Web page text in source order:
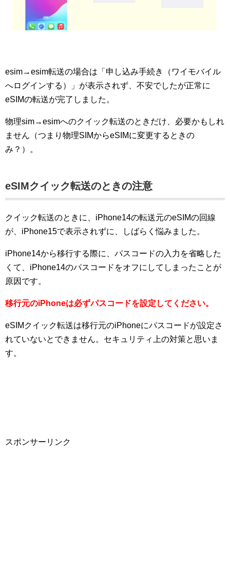
esim→esim転送の場合は「申し込み手続き（ワイモバイル
へログインする）」が表示されず、不安でしたが正常に
eSIMの転送が完了しました。
物理sim→esimへのクイック転送のときだけ、必要かもしれ
ません（つまり物理SIMからeSIMに変更するときの
み？）。
eSIMクイック転送のときの注意
クイック転送のときに、iPhone14の転送元のeSIMの回線
が、iPhone15で表示されずに、しばらく悩みました。
iPhone14から移行する際に、パスコードの入力を省略した
くて、iPhone14のパスコードをオフにしてしまったことが
原因です。
移行元のiPhoneは必ずパスコードを設定してください。
eSIMクイック転送は移行元のiPhoneにパスコードが設定さ
れていないとできません。セキュリティ上の対策と思いま
す。
スポンサーリンク